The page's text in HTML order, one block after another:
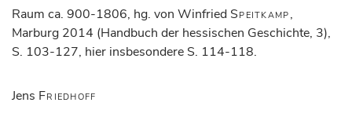
Raum ca. 900-1806, hg. von Winfried Speitkamp,
Marburg 2014 (Handbuch der hessischen Geschichte, 3),
S. 103-127, hier insbesondere S. 114-118.
Jens Friedhoff